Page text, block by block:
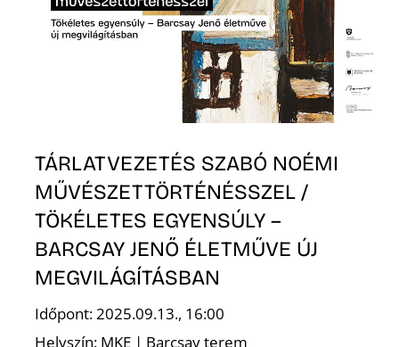
TÁRLATVEZETÉS SZABÓ NOÉMI
MŰVÉSZETTÖRTÉNÉSSZEL /
TÖKÉLETES EGYENSÚLY –
BARCSAY JENŐ ÉLETMŰVE ÚJ
MEGVILÁGÍTÁSBAN
Időpont: 2025.09.13., 16:00
Helyszín: MKE | Barcsay terem